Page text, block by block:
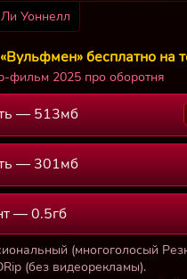
Ли Уоннелл
бесплатно на
фильм 2025 про оборотня
— 513мб
— 301мб
— 0.5гб
(многоголосый
(без видеорекламы).